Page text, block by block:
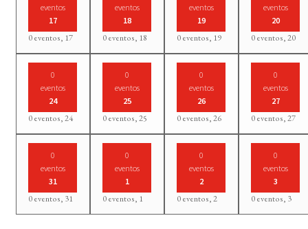
eventos
17
0 eventos, 17
eventos
18
0 eventos, 18
eventos
19
0 eventos, 19
eventos
20
0 eventos,20
0
eventos
24
0 eventos,24
0
eventos
25
0 eventos,25
0
eventos
26
0 eventos,26
0
eventos
27
0 eventos,27
0
eventos
31
0 eventos, 31
0
eventos
1
0 eventos, 1
0
eventos
2
0 eventos,2
0
eventos
3
0 eventos, 3